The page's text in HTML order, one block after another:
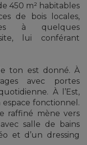
450 m² habitables
de bois locales,
à quelques
lui conférant
ton est donné. À
avec portes
À l’Est,
fonctionnel.
raffiné mène vers
salle de bains
et d’un dressing